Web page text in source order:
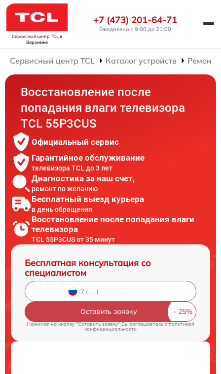
Сервисный центр TCL в
Воронеже
+7 (473) 201-64-71
Ежедневно с 9:00 до 21:00
Сервисный центр TCL Каталог устройств Ремонт
Восстановление после
попадания влаги телевизора
TCL 55P3CUS
Официальный сервис
Гарантийное обслуживание
телевизора TCL до 3 лет
Диагностика за наш счет,
ремонт по желанию
Бесплатный выезд курьера
в день обращения
Восстановление после попадания влаги
телевизора
TCL 55P3CUS от 35 минут
Бесплатная консультация со
специалистом
Оставить заявку
Нажимая на кнопку "Оставить заявку" Вы соглашаетесь cполитикой
конфиденциальности